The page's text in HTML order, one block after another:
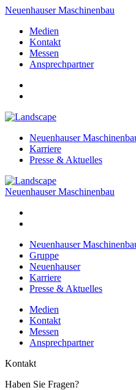
Neuenhauser Maschinenbau
Medien
Kontakt
Messen
Ansprechpartner
Neuenhauser
Karriere
Presse & Aktuelles
Neuenhauser Maschinenbau
Neuenhauser
Gruppe
Neuenhauser
Karriere
Presse & Aktuelles
Medien
Kontakt
Messen
Ansprechpartner
Kontakt
Haben Sie Fragen?